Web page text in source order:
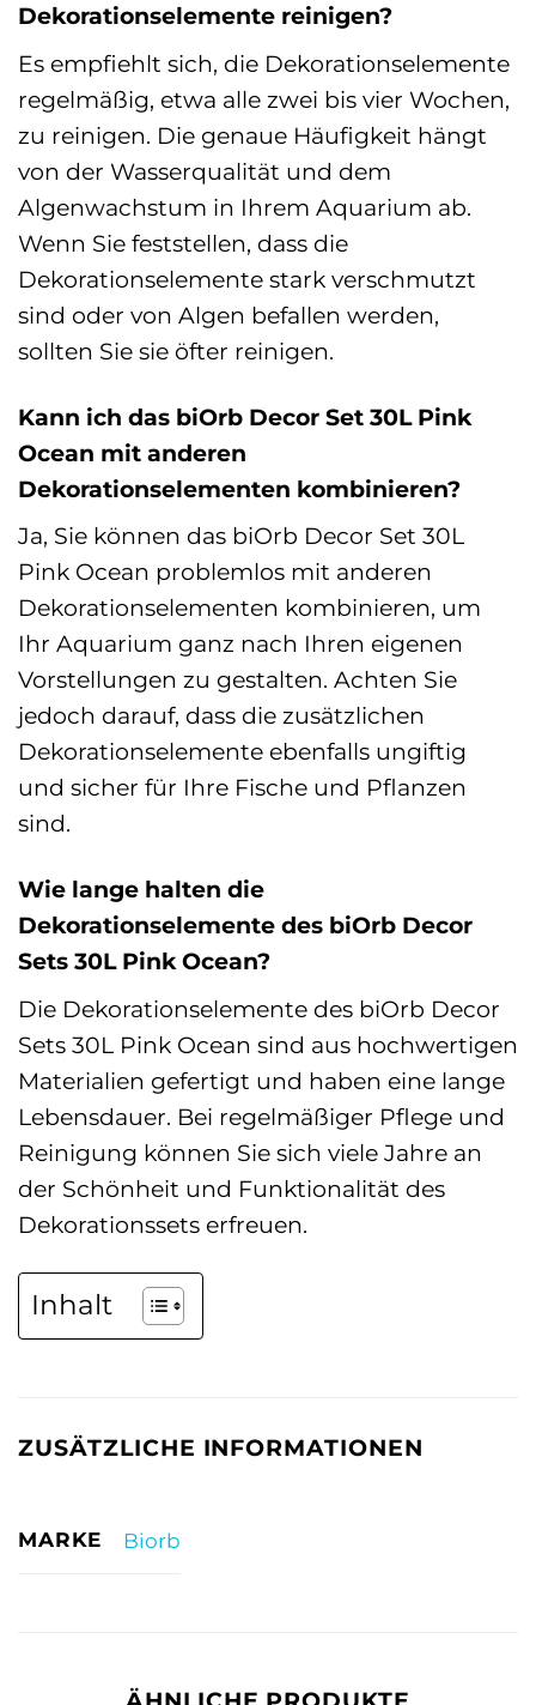
Dekorationselemente reinigen?
Es empfiehlt sich, die Dekorationselemente
regelmäßig, etwa alle zwei bis vier Wochen,
zu reinigen. Die genaue Häufigkeit hängt
von der Wasserqualität und dem
Algenwachstum in Ihrem Aquarium ab.
Wenn Sie feststellen, dass die
Dekorationselemente stark verschmutzt
sind oder von Algen befallen werden,
sollten Sie sie öfter reinigen.
Kann ich das biOrb Decor Set 30L Pink
Ocean mit anderen
Dekorationselementen kombinieren?
Ja, Sie können das biOrb Decor Set 30L
Pink Ocean problemlos mit anderen
Dekorationselementen kombinieren, um
Ihr Aquarium ganz nach Ihren eigenen
Vorstellungen zu gestalten. Achten Sie
jedoch darauf, dass die zusätzlichen
Dekorationselemente ebenfalls ungiftig
und sicher für Ihre Fische und Pflanzen
sind.
Wie lange halten die
Dekorationselemente des biOrb Decor
Sets 30L Pink Ocean?
Die Dekorationselemente des biOrb Decor
Sets 30L Pink Ocean sind aus hochwertigen
Materialien gefertigt und haben eine lange
Lebensdauer. Bei regelmäßiger Pflege und
Reinigung können Sie sich viele Jahre an
der Schönheit und Funktionalität des
Dekorationssets erfreuen.
Inhalt
ZUSÄTZLICHE INFORMATIONEN
MARKE Biorb